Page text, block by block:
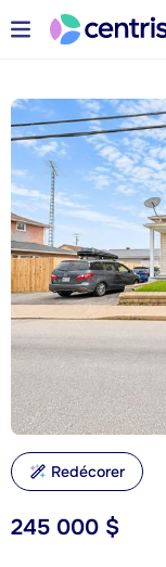
245 000 $
Redécorer